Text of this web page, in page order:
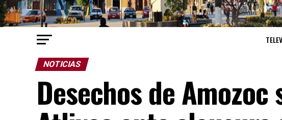
NOTICIAS
Desechos de